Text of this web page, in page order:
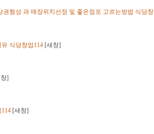
형성 과 매장위치선정 및 좋은점포 고르는방법 식당창
식당창업114 [새창]
]
[새창]